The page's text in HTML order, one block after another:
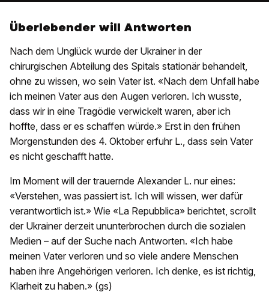
Überlebender will Antworten
Nach dem Unglück wurde der Ukrainer in der
chirurgischen Abteilung des Spitals stationär behandelt,
ohne zu wissen, wo sein Vater ist. «Nach dem Unfall habe
ich meinen Vater aus den Augen verloren. Ich wusste,
dass wir in eine Tragödie verwickelt waren, aber ich
hoffte, dass er es schaffen würde.» Erst in den frühen
Morgenstunden des 4. Oktober erfuhr L., dass sein Vater
es nicht geschafft hatte.
Im Moment will der trauernde Alexander L. nur eines:
«Verstehen, was passiert ist. Ich will wissen, wer dafür
verantwortlich ist.» Wie «La Repubblica» berichtet, scrollt
der Ukrainer derzeit ununterbrochen durch die sozialen
Medien – auf der Suche nach Antworten. «Ich habe
meinen Vater verloren und so viele andere Menschen
haben ihre Angehörigen verloren. Ich denke, es ist richtig,
Klarheit zu haben.» (gs)